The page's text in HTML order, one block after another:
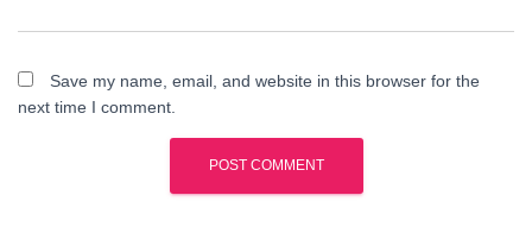
Save my name, email, and website in this browser for the
next time I comment.